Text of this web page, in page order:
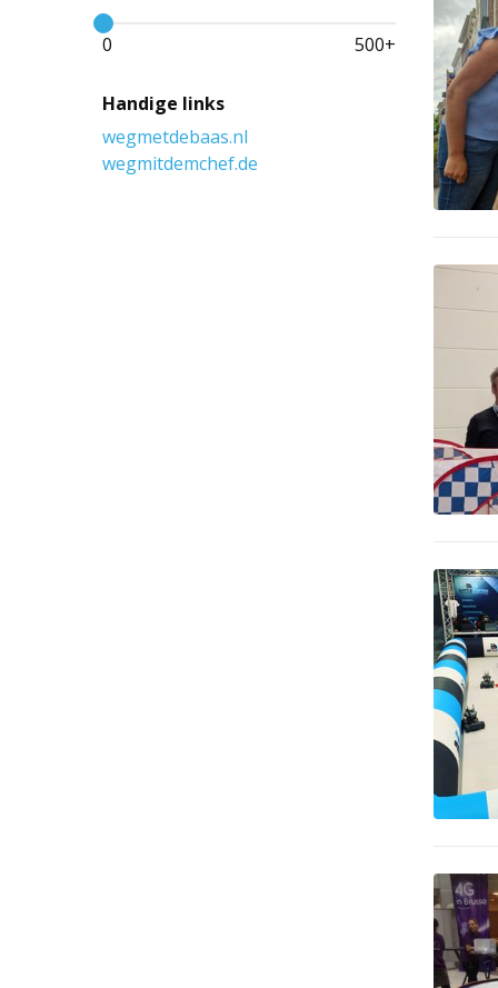
0 500+
Handige links
wegmetdebaas.nl
wegmitdemchef.de